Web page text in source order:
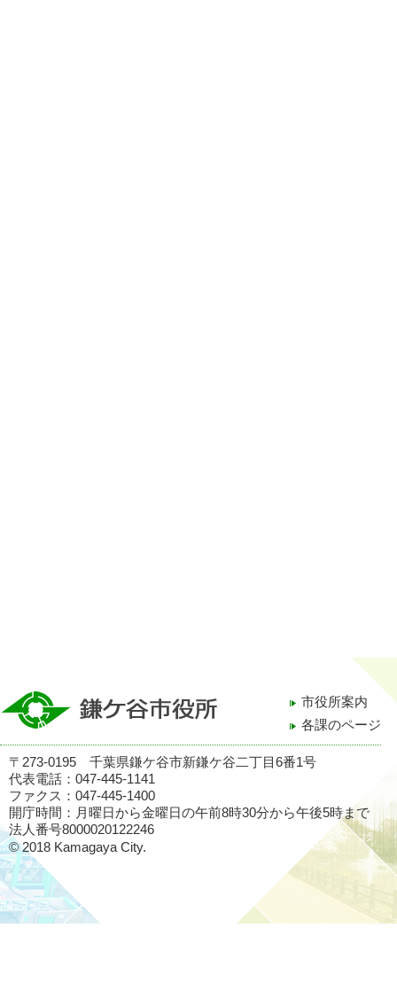
市役所案内
各課のページ
〒273-0195 千葉県鎌ケ谷市新鎌ケ谷二丁目6番1号
代表電話：047-445-1141
ファクス：047-445-1400
開庁時間：月曜日から金曜日の午前8時30分から午後5時まで
法人番号8000020122246
© 2018 Kamagaya City.